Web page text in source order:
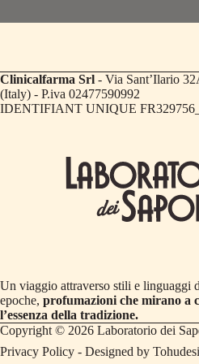
Farmacia Marchionneschi
Corso Matteotti, 84
Farmacia Del Levante
Farmacia Martinelli
Via Pisana, 962
Clinicalfarma Srl - Via Sant’Ilario
(Italy) - P.iva 02477590992
IDENTIFIANT UNIQUE
Un viaggio attraverso stili e linguaggi
epoche, profumazioni che mirano a
l’essenza della tradizione.
Copyright © 2026 Laboratorio dei
Privacy Policy - Designed by